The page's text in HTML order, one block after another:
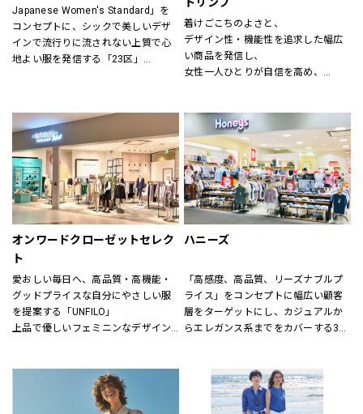
ー(NATURAL LAUNDRY)、グリン
(grin)、トリッペン（trippen）、カン
ペール（CAMPER）、ユウコイマニ
シ（yuko imanishi+）、ボンメゾン
レドラン（CLEDRAN）、アンパサン
ド（Ampersand）、ヒラメキ
（HIRAMEKI）、ビュレ
（BEAURE）、ポンタタ
（POMTATA）、カンポマッジ
（CAMPOMAGGI）、ラノジュエリー
（Lano）、コズリ（Causerie）、サ
ンリット（Sunlit）、タビトジュエリ
(Mallet)
Japanese Women's Standard」を
コンセプトに、シックで美しいデザ
インで流行りに流されない上質で心
地よい服を発信する「23区」
進化し続ける伝統を原点に、常に時
代性にマッチした「ネクスト・トラ
ッド」のライフスタイルを提案する
「J.PRESS」
公式オンラインストア「ONWARD
CROSSET」でお選びいただいた商品
を取り寄せて、店舗にてご試着、ご
購入いただける「クリック&トライ」
着けごこちのよさと、
デザイン性・機能性を追求した幅広
い商品を発信し、
女性一人ひとりが自信を高め、
オンワードクローゼットセレク
ト
愛おしい毎日へ、高品質・高機能・
グッドプライスな自分にやさしい服
を提案する「UNFILO」
上品で優しいフェミニンなデザイン
ニットだから、ひたすら心地いい靴
「steppi（ステッピ）」
ハニーズ
「高感度、高品質、リーズナブルプ
ライス」をコンセプトに幅広い顧客
層をターゲットにし、カジュアルか
らエレガンス系までをカバーする3ブ
り小物品まで取り揃え、ファッショ
ンをトータルで提案しています。